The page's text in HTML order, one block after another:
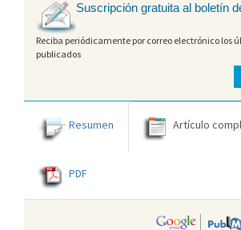
Suscripción gratuita al boletín
Reciba periódicamente por correo electrónico los
publicados
Resumen Artículo
PDF